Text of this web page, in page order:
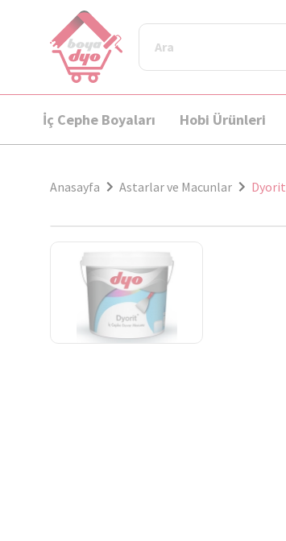
İç Cephe Boyaları Hobi Ürünleri
Anasayfa Astarlar ve Macunlar Dyorit